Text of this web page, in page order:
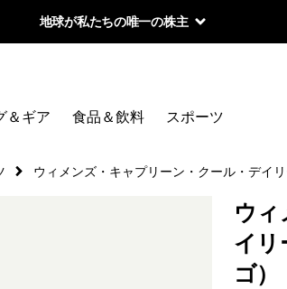
地球が私たちの唯一の株主
＆ギア 食品＆飲料 スポーツ
ウィメンズ・キャプリーン・クール・デイ
ウ
イリ
ゴ）